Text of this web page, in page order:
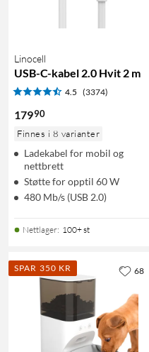
Linocell
USB-C-kabel 2.0 Hvit 2 m
4.5 (3374)
17990
Finnes i 8 varianter
Ladekabel for mobil og
nettbrett
Støtte for opptil 60 W
480 Mb/s (USB 2.0)
Nettlager: 100+ st
SPAR 350 KR 68